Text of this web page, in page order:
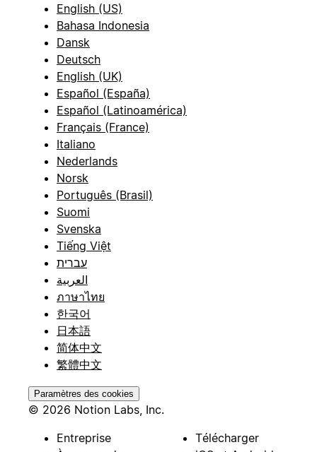
English (US)
Bahasa Indonesia
Dansk
Deutsch
English (UK)
Español (España)
Español (Latinoamérica)
Français (France)
Italiano
Nederlands
Norsk
Português (Brasil)
Suomi
Svenska
Tiếng Việt
עברית
العربية
ภาษาไทย
한국어
日本語
简体中文
繁體中文
Paramètres des cookies
© 2026 Notion Labs, Inc.
Entreprise
Télécharger